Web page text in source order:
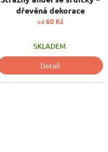
dřevěná dekorace
od 60 Kč
SKLADEM
Detail